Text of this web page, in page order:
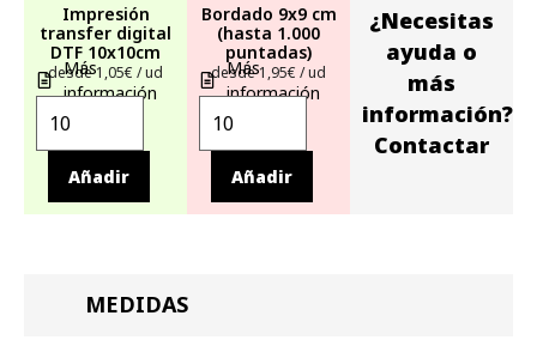
Impresión
transfer digital
DTF 10x10cm
desde 1,05€ / ud
Más
información
Añadir
Bordado 9x9 cm
(hasta 1.000
puntadas)
desde 1,95€ / ud
Más
información
Añadir
¿Necesitas
ayuda o
más
información?
Contactar
MEDIDAS